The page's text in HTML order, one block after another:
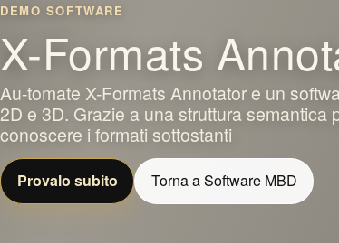
DEMO SOFTWARE
X-Formats
Au-tomate X-Formats Annotator e un
2D e 3D. Grazie a una struttura
conoscere i formati sottostanti
Provalo subito Torna a Software MBD